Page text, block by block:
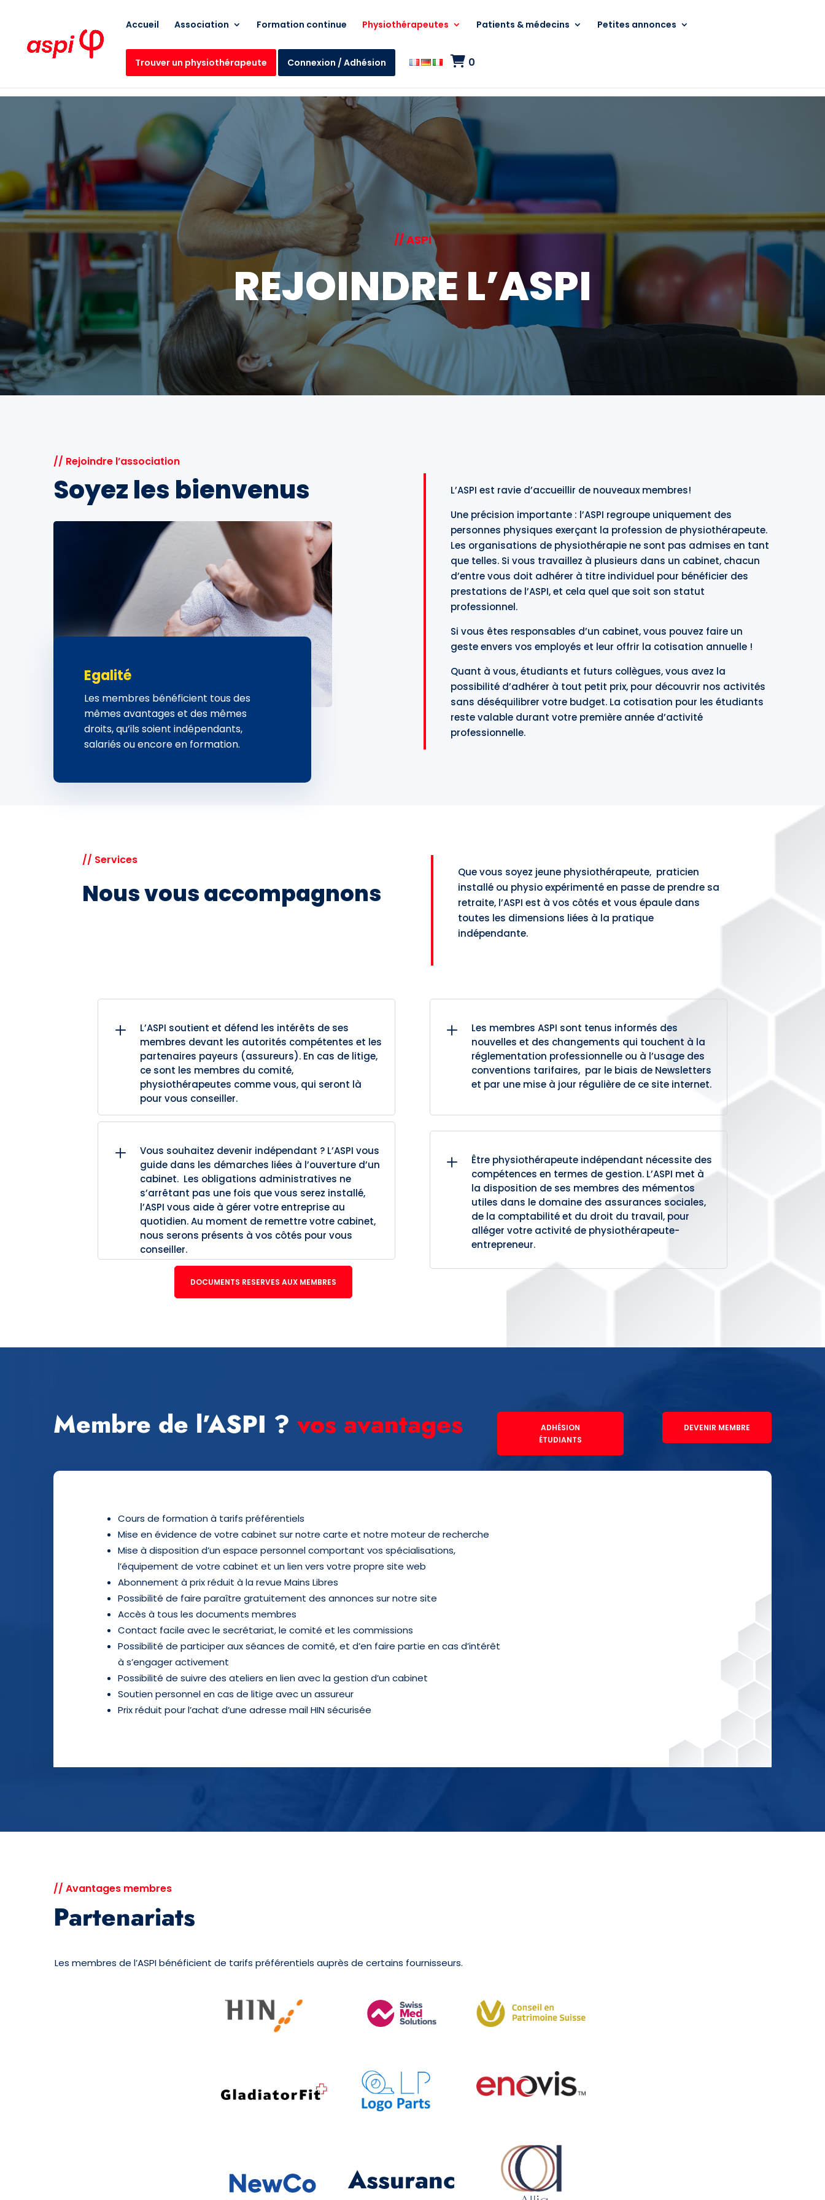
Accueil Association Formation continue Physiothérapeutes Patients & médecins Petites annonces
Trouver un physiothérapeute Connexion / Adhésion 0
// ASPI
REJOINDRE L’ASPI
// Rejoindre l’association
Soyez les bienvenus
Egalité
Les membres bénéficient tous des
mêmes avantages et des mêmes
droits, qu’ils soient indépendants,
salariés ou encore en formation.
L’ASPI est ravie d’accueillir de nouveaux membres!
Une précision importante : l’ASPI regroupe uniquement des
personnes physiques exerçant la profession de physiothérapeute.
Les organisations de physiothérapie ne sont pas admises en tant
que telles. Si vous travaillez à plusieurs dans un cabinet, chacun
d’entre vous doit adhérer à titre individuel pour bénéficier des
prestations de l’ASPI, et cela quel que soit son statut
professionnel.
Si vous êtes responsables d’un cabinet, vous pouvez faire un
geste envers vos employés et leur offrir la cotisation annuelle !
Quant à vous, étudiants et futurs collègues, vous avez la
possibilité d’adhérer à tout petit prix, pour découvrir nos activités
sans déséquilibrer votre budget. La cotisation pour les étudiants
reste valable durant votre première année d’activité
professionnelle.
// Services
Nous vous accompagnons
Que vous soyez jeune physiothérapeute, praticien
installé ou physio expérimenté en passe de prendre sa
retraite, l’ASPI est à vos côtés et vous épaule dans
toutes les dimensions liées à la pratique
indépendante.
L
L’ASPI soutient et défend les intérêts de ses
membres devant les autorités compétentes et les
partenaires payeurs (assureurs). En cas de litige,
ce sont les membres du comité,
physiothérapeutes comme vous, qui seront là
pour vous conseiller.
L
Vous souhaitez devenir indépendant ? L’ASPI vous
guide dans les démarches liées à l’ouverture d’un
cabinet. Les obligations administratives ne
s’arrêtant pas une fois que vous serez installé,
l’ASPI vous aide à gérer votre entreprise au
quotidien. Au moment de remettre votre cabinet,
nous serons présents à vos côtés pour vous
conseiller.
DOCUMENTS RESERVES AUX MEMBRES
L
Les membres ASPI sont tenus informés des
nouvelles et des changements qui touchent à la
réglementation professionnelle ou à l’usage des
conventions tarifaires, par le biais de Newsletters
et par une mise à jour régulière de ce site internet.
L
Être physiothérapeute indépendant nécessite des
compétences en termes de gestion. L’ASPI met à
la disposition de ses membres des mémentos
utiles dans le domaine des assurances sociales,
de la comptabilité et du droit du travail, pour
alléger votre activité de physiothérapeute-
entrepreneur.
Membre de l’ASPI ? vos avantages
ADHÉSION
ÉTUDIANTS
DEVENIR MEMBRE
Cours de formation à tarifs préférentiels
Mise en évidence de votre cabinet sur notre carte et notre moteur de recherche
Mise à disposition d’un espace personnel comportant vos spécialisations,
l’équipement de votre cabinet et un lien vers votre propre site web
Abonnement à prix réduit à la revue Mains Libres
Possibilité de faire paraître gratuitement des annonces sur notre site
Accès à tous les documents membres
Contact facile avec le secrétariat, le comité et les commissions
Possibilité de participer aux séances de comité, et d’en faire partie en cas d’intérêt
às’engager activement
Possibilité de suivre des ateliers en lien avec la gestion d’un cabinet
Soutien personnel en cas de litige avec un assureur
Prix réduit pour l’achat d’une adresse mail HIN sécurisée
// Avantages membres
Partenariats
Les membres de l’ASPI bénéficient de tarifs préférentiels auprès de certains fournisseurs.
Assuranc